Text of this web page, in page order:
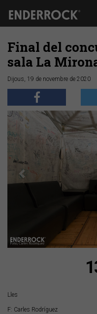
Final del
sala La
Dijous, 19 de novembre de 2020
Anterior
Lles
F: Carles Rodríguez